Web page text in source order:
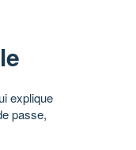
explique
passe,